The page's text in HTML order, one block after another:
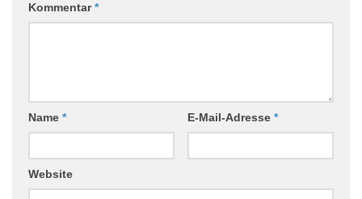
Kommentar*
Name * E-Mail-Adresse *
Website